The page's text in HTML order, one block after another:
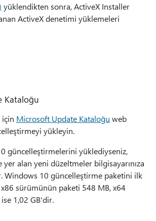
yüklendikten sonra, ActiveX Installer
ActiveX denetimi yüklemeleri
Kataloğu
için Microsoft Update Kataloğu web
yükleyin.
güncelleştirmelerini yüklediyseniz,
yer alan yeni düzeltmeler bilgisayarınıza
Windows 10 güncelleştirme paketini ilk
x86 sürümünün paketi 548 MB, x64
1,02 GB'dir.